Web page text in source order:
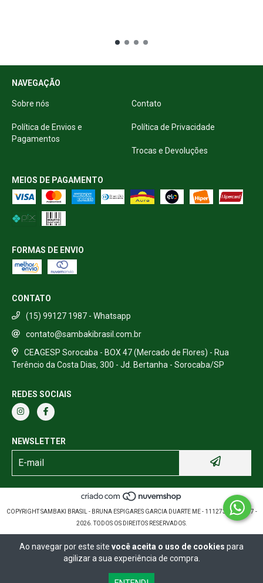
Ao navegar por este site você aceita o uso de cookies para
agilizar a sua experiência de compra.
NAVEGAÇÃO
Sobre nós Contato
Política de Envios e
Pagamentos
Política de Privacidade
Trocas e Devoluções
MEIOS DE PAGAMENTO
FORMAS DE ENVIO
CONTATO
(15) 99127 1987 - Whatsapp
contato@sambakibrasil.com.br
CEAGESP Sorocaba - BOX 47 (Mercado de Flores) - Rua
Terêncio da Costa Dias, 300 - Jd. Bertanha - Sorocaba/SP
REDES SOCIAIS
NEWSLETTER
COPYRIGHT SAMBAKI BRASIL - BRUNA ESPIGARES GARCIA DUARTE ME - 11127389000157 -
2026. TODOS OS DIREITOS RESERVADOS.